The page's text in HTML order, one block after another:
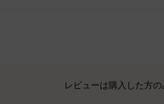
レビューは購入した方の